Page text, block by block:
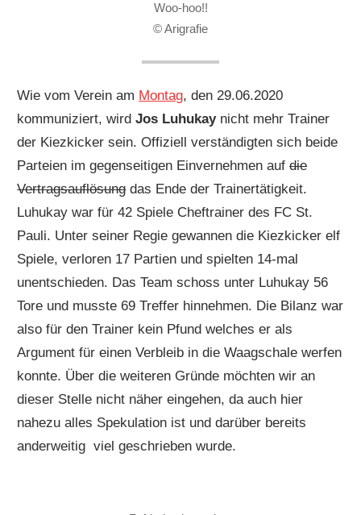
Woo-hoo!!
© Arigrafie
Wie vom Verein am Montag, den 29.06.2020
kommuniziert, wirdJos Luhukaynicht mehr Trainer
der Kiezkicker sein. Offiziell verständigten sich beide
Parteien im gegenseitigen Einvernehmen aufdie
Vertragsauflösungdas Ende der Trainertätigkeit.
Luhukay war für 42 Spiele Cheftrainer des FC St.
Pauli. Unter seiner Regie gewannen die Kiezkicker elf
Spiele, verloren 17 Partien und spielten 14-mal
unentschieden. Das Team schoss unter Luhukay 56
Tore und musste 69 Treffer hinnehmen. Die Bilanz war
also für den Trainer kein Pfund welches er als
Argument für einen Verbleib in die Waagschale werfen
konnte. Über die weiteren Gründe möchten wir an
dieser Stelle nicht näher eingehen, da auch hier
nahezu alles Spekulation ist und darüber bereits
anderweitig viel geschrieben wurde.